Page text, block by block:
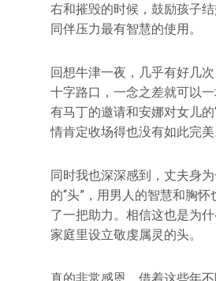
右和摧毁的时候，鼓励孩子
同伴压力最有智慧的使用。
回想牛津一夜，几乎有好几
十字路口，一念之差就可以
有马丁的邀请和安娜对女儿的
情肯定收场得也没有如此完美
同时我也深深感到，丈夫身
的“头”，用男人的智慧和胸
了一把助力。相信这也是为
家庭里设立敬虔属灵的头。